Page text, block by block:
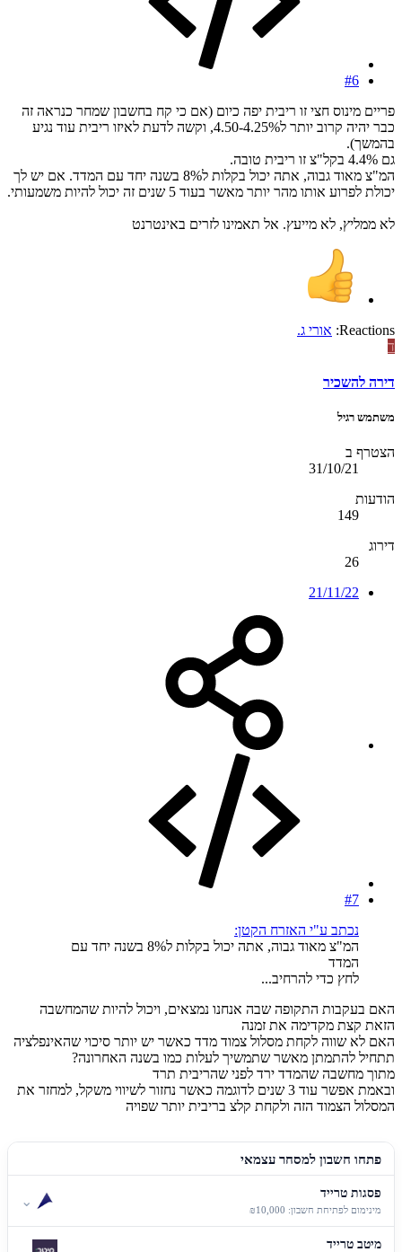
#6
פריים מינוס חצי זו ריבית יפה כיום (אם כי קח בחשבון שמחר כנראה זה
כבר יהיה קרוב יותר ל4.25%-4.50, וקשה לדעת לאיזו ריבית עוד נגיע
בהמשך).
גם 4.4% בקל"צ זו ריבית טובה.
המ"צ מאוד גבוה, אתה יכול בקלות ל8% בשנה יחד עם המדד. אם יש לך
יכולת לפרוע אותו מהר יותר מאשר בעוד 5 שנים זה יכול להיות משמעותי.
לא ממליץ, לא מייעץ. אל תאמינו לזרים באינטרנט
Reactions: אורי ג.
ד
דירה להשכיר
משתמש רגיל
הצטרף ב
31/10/21
הודעות
149
דירוג
26
21/11/22
#7
נכתב ע"י האזרח הקטן:
המ"צ מאוד גבוה, אתה יכול בקלות ל8% בשנה יחד עם
המדד
לחץ כדי להרחיב...
האם בעקבות התקופה שבה אנחנו נמצאים, ויכול להיות שהמחשבה
הזאת קצת מקדימה את זמנה
האם לא שווה לקחת מסלול צמוד מדד כאשר יש יותר סיכוי שהאינפלציה
תתחיל להתמתן מאשר שתמשיך לעלות כמו בשנה האחרונה?
מתוך מחשבה שהמדד ירד לפני שהריבית תרד
ובאמת אפשר עוד 3 שנים לדוגמה כאשר נחזור לשיווי משקל, למחזר את
המסלול הצמוד הזה ולקחת קלצ בריבית יותר שפויה
פתחו חשבון למסחר עצמאי
פסגות טרייד
מינימום לפתיחת חשבון: ₪10,000
⌄
מיטב טרייד